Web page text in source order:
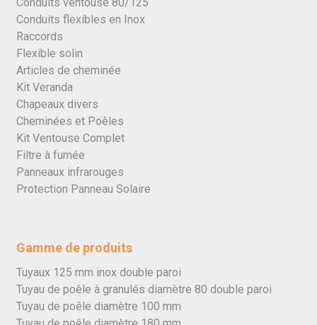
Conduits flexibles en Inox
Raccords
Flexible solin
Articles de cheminée
Kit Veranda
Chapeaux divers
Cheminées et Poêles
Kit Ventouse Complet
Filtre à fumée
Panneaux infrarouges
Protection Panneau Solaire
Gamme de produits
Tuyaux 125 mm inox double paroi
Tuyau de poêle à granulés diamètre 80 double paroi
Tuyau de poêle diamètre 100 mm